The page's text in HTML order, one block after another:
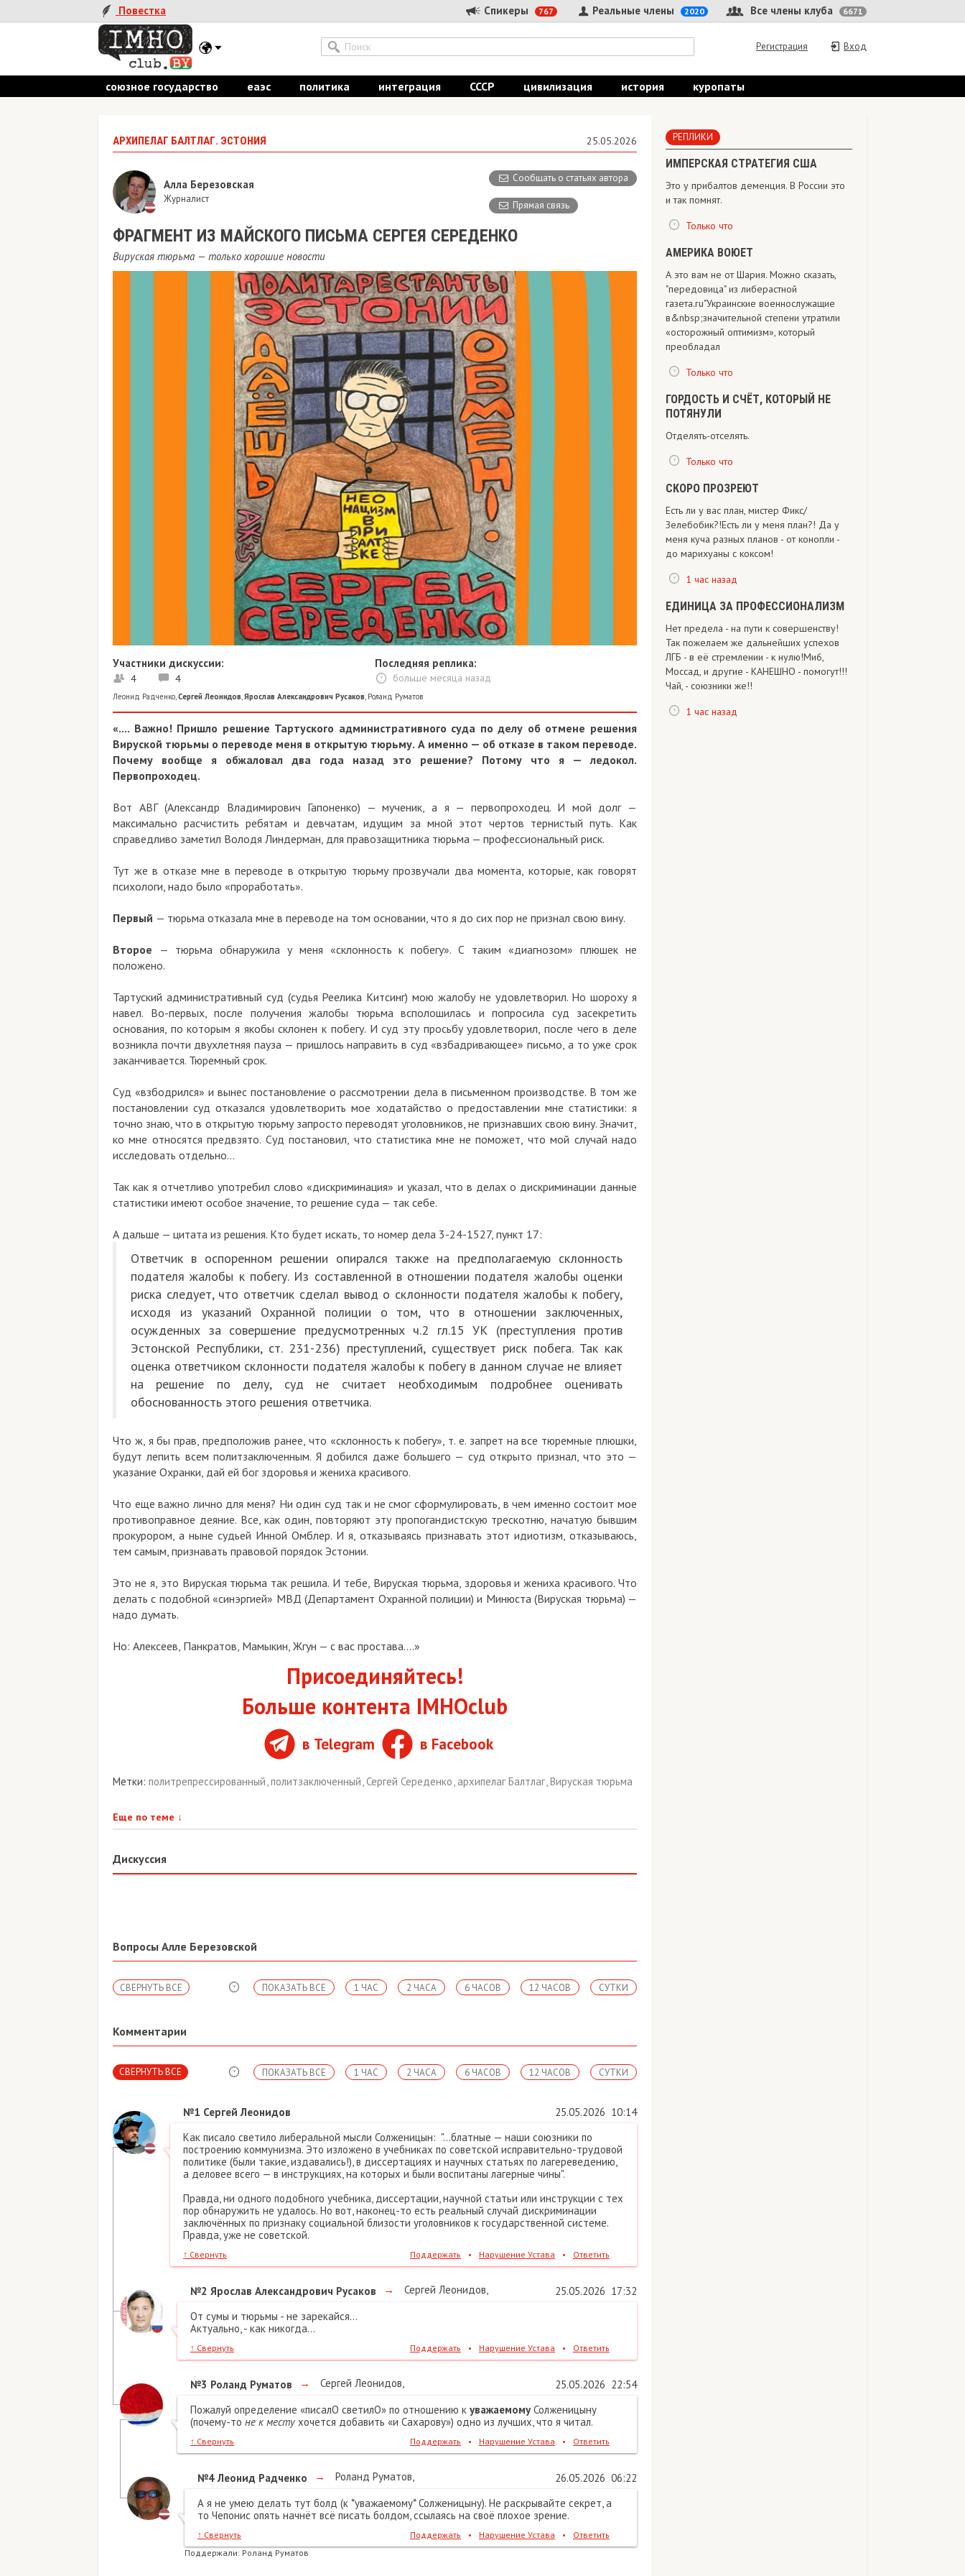
Повестка Спикеры 767 Все члены клуба 6671
Реальные члены 2020
Вход
Регистрация
союзное государство еаэс политика интеграция СССР цивилизация история куропаты
АРХИПЕЛАГ БАЛТЛАГ. ЭСТОНИЯ 25.05.2026
Сообщать о статьях автора
Прямая связь
Алла Березовская
Журналист
ФРАГМЕНТ ИЗ МАЙСКОГО ПИСЬМА СЕРГЕЯ СЕРЕДЕНКО
Вируская тюрьма — только хорошие новости
Участники дискуссии:
4 4
Последняя реплика:
больше месяца назад
Леонид Радченко,Сергей Леонидов,Ярослав Александрович Русаков, Роланд Руматов
«.... Важно! Пришло решение Тартуского административного суда по делу об отмене решения
Вируской тюрьмы о переводе меня в открытую тюрьму. А именно — об отказе в таком переводе.
Почему вообще я обжаловал два года назад это решение? Потому что я — ледокол.
Первопроходец.
Вот АВГ (Александр Владимирович Гапоненко) — мученик, а я — первопроходец. И мой долг —
максимально расчистить ребятам и девчатам, идущим за мной этот чертов тернистый путь. Как
справедливо заметил Володя Линдерман, для правозащитника тюрьма — профессиональный риск.
Тут же в отказе мне в переводе в открытую тюрьму прозвучали два момента, которые, как говорят
психологи, надо было «проработать».
Первый — тюрьма отказала мне в переводе на том основании, что я до сих пор не признал свою вину.
Второе
— тюрьма обнаружила у меня «склонность к побегу». С таким «диагнозом» плюшек не
положено.
Тартуский административный суд (судья Реелика Китсинг) мою жалобу не удовлетворил. Но шороху я
навел. Во-первых, после получения жалобы тюрьма всполошилась и попросила суд засекретить
основания, по которым я якобы склонен к побегу. И суд эту просьбу удовлетворил, после чего в деле
возникла почти двухлетняя пауза — пришлось направить в суд «взбадривающее» письмо, а то уже срок
заканчивается. Тюремный срок.
Суд «взбодрился» и вынес постановление о рассмотрении дела в письменном производстве. В том же
постановлении суд отказался удовлетворить мое ходатайство о предоставлении мне статистики: я
точно знаю, что в открытую тюрьму запросто переводят уголовников, не признавших свою вину. Значит,
ко мне относятся предвзято. Суд постановил, что статистика мне не поможет, что мой случай надо
исследовать отдельно...
Так как я отчетливо употребил слово «дискриминация» и указал, что в делах о дискриминации данные
статистики имеют особое значение, то решение суда — так себе.
А дальше — цитата из решения. Кто будет искать, то номер дела 3-24-1527, пункт 17:
Ответчик в оспоренном решении опирался также на предполагаемую склонность
подателя жалобы к побегу. Из составленной в отношении подателя жалобы оценки
риска следует, что ответчик сделал вывод о склонности подателя жалобы к побегу,
исходя из указаний Охранной полиции о том, что в отношении заключенных,
осужденных за совершение предусмотренных ч.2 гл.15 УК (преступления против
Эстонской Республики, ст. 231-236) преступлений, существует риск побега. Так как
оценка ответчиком склонности подателя жалобы к побегу в данном случае не влияет
на решение по делу, суд не считает необходимым подробнее оценивать
обоснованность этого решения ответчика.
Что ж, я бы прав, предположив ранее, что «склонность к побегу», т. е. запрет на все тюремные плюшки,
будут лепить всем политзаключенным. Я добился даже большего — суд открыто признал, что это —
указание Охранки, дай ей бог здоровья и жениха красивого.
Что еще важно лично для меня? Ни один суд так и не смог сформулировать, в чем именно состоит мое
противоправное деяние. Все, как один, повторяют эту пропогандистскую трескотню, начатую бывшим
прокурором, а ныне судьей Инной Омблер. И я, отказываясь признавать этот идиотизм, отказываюсь,
тем самым, признавать правовой порядок Эстонии.
Это не я, это Вируская тюрьма так решила. И тебе, Вируская тюрьма, здоровья и жениха красивого. Что
делать с подобной «синэргией» МВД (Департамент Охранной полиции) и Минюста (Вируская тюрьма) —
надо думать.
Но: Алексеев, Панкратов, Мамыкин, Жгун — с вас простава....»
Присоединяйтесь!
Больше контента IMHOclub
в Telegram в Facebook
Метки: политрепрессированный,политзаключенный,Сергей Середенко, архипелаг Балтлаг,Вируская тюрьма
Еще по теме ↓
Дискуссия
Вопросы Алле Березовской
СВЕРНУТЬ ВСЕ СУТКИ
12 ЧАСОВ
6 ЧАСОВ
2 ЧАСА
1 ЧАС
ПОКАЗАТЬ ВСЕ
Комментарии
СВЕРНУТЬ ВСЕ СУТКИ
12 ЧАСОВ
6 ЧАСОВ
2 ЧАСА
1 ЧАС
ПОКАЗАТЬ ВСЕ
№1 Сергей Леонидов 25.05.2026 10:14
Как писало светило либеральной мысли Солженицын: "...блатные — наши союзники по
построению коммунизма. Это изложено в учебниках по советской исправительно-трудовой
политике (были такие, издавались!), в диссертациях и научных статьях по лагереведению,
а деловее всего — в инструкциях, на которых и были воспитаны лагерные чины".
Правда, ни одного подобного учебника, диссертации, научной статьи или инструкции с тех
пор обнаружить не удалось. Но вот, наконец-то есть реальный случай дискриминации
заключённых по признаку социальной близости уголовников к государственной системе.
Правда, уже не советской.
↑ Свернуть Поддержать • Нарушение Устава • Ответить
№2 Ярослав Александрович Русаков → Сергей Леонидов, 25.05.2026 17:32
От сумы и тюрьмы - не зарекайся...
Актуально, - как никогда...
↑ Свернуть Поддержать • Нарушение Устава • Ответить
№3 Роланд Руматов → Сергей Леонидов, 25.05.2026 22:54
Пожалуй определение «писалО светилО» по отношению к уважаемомуСолженицыну
(почему-то не к месту хочется добавить «и Сахарову») одно из лучших, что я читал.
↑ Свернуть Поддержать • Нарушение Устава • Ответить
№4Леонид Радченко → Роланд Руматов, 26.05.2026 06:22
А я не умею делать тут болд (к *уважаемому* Солженицыну). Не раскрывайте секрет, а
то Чепонис опять начнёт всё писать болдом, ссылаясь на своё плохое зрение.
↑ Свернуть Поддержать • Нарушение Устава •
Ответить
Поддержали: Роланд Руматов
РЕПЛИКИ
ИМПЕРСКАЯ СТРАТЕГИЯ США
Это у прибалтов деменция. В России это
и так помнят.
Только что
АМЕРИКА ВОЮЕТ
А это вам не от Шария. Можно сказать,
"передовица" из либерастной
газета.ru"Украинские военнослужащие
в&nbsp;значительной степени утратили
«осторожный оптимизм», который
преобладал
Только что
ГОРДОСТЬ И СЧЁТ, КОТОРЫЙ НЕ
ПОТЯНУЛИ
Отделять-отселять.
Только что
СКОРО ПРОЗРЕЮТ
Есть ли у вас план, мистер Фикс/
Зелебобик?!Есть ли у меня план?! Да у
меня куча разных планов - от конопли -
до марихуаны с коксом!
1 час назад
ЕДИНИЦА ЗА ПРОФЕССИОНАЛИЗМ
Нет предела - на пути к совершенству!
Так пожелаем же дальнейших успехов
ЛГБ - в её стремлении - к нулю!Ми6,
Моссад, и другие - КАНЕШНО - помогут!!!
Чай, - союзники же!!
1 час назад